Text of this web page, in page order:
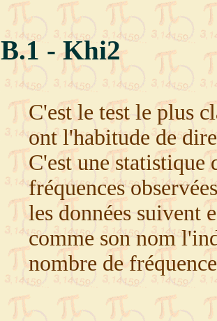
B.1 - Khi2
C'est le test le plus
ont l'habitude de
C'est une statistique
fréquences
les données suivent
comme son nom
nombre de